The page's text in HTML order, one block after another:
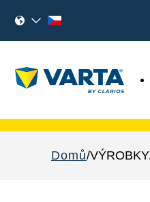
Domů VÝROBKY